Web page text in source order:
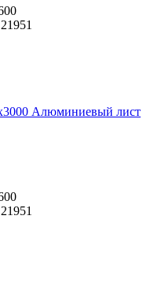
21951
Алюминиевый лист
21951